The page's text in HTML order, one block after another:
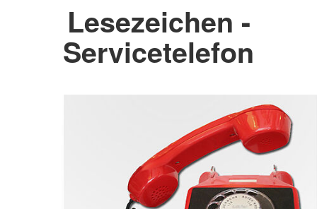
Lesezeichen -
Servicetelefon